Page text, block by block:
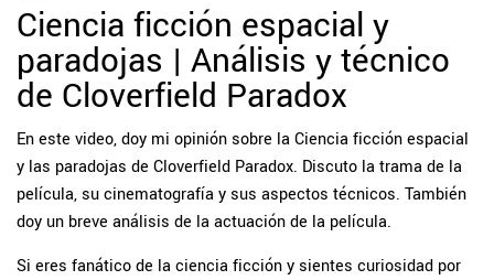
Ciencia ficción espacial y
paradojas | Análisis y técnico
de Cloverfield Paradox
En este video, doy mi opinión sobre la Ciencia ficción espacial
y las paradojas de Cloverfield Paradox. Discuto la trama de la
película, su cinematografía y sus aspectos técnicos. También
doy un breve análisis de la actuación de la película.
Si eres fanático de la ciencia ficción y sientes curiosidad por